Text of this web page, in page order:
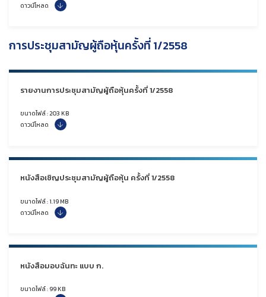
ดาวน์โหลด
การประชุมสามัญผู้ถือหุ้นครั้งที่ 1/2558
รายงานการประชุมสามัญผู้ถือหุ้นครั้งที่ 1/2558
ขนาดไฟล์ : 203 KB
ดาวน์โหลด
หนังสือเชิญประชุมสามัญผู้ถือหุ้น ครั้งที่ 1/2558
ขนาดไฟล์ : 1.19 MB
ดาวน์โหลด
หนังสือมอบฉันทะ แบบ ก.
ขนาดไฟล์ : 99 KB